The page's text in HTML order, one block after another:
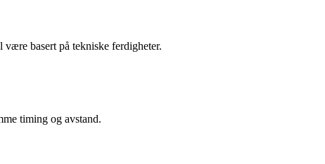
basert på tekniske ferdigheter.
timing og avstand.